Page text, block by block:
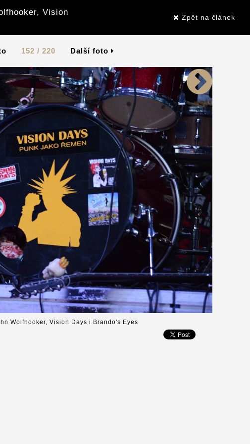
Vision
Zpět na článek
152 / 220 Další foto
Wolfhooker, Vision Days i Brando's Eyes